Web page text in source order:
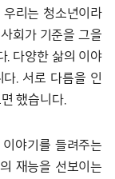
리는 청소년이라
회가 기준을 그을
. 다양한 삶의 이야
. 서로 다름을 인
했습니다.
야기를 들려주는
재능을 선보이는